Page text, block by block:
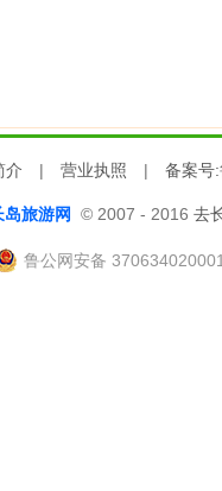
介 | 营业执照 | 备案号
岛旅游网 © 2007 - 2016 去
鲁公网安备